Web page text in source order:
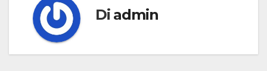
Di admin